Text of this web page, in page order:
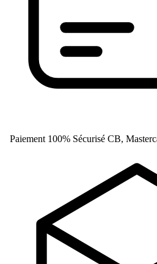
Paiement 100% Sécurisé CB,